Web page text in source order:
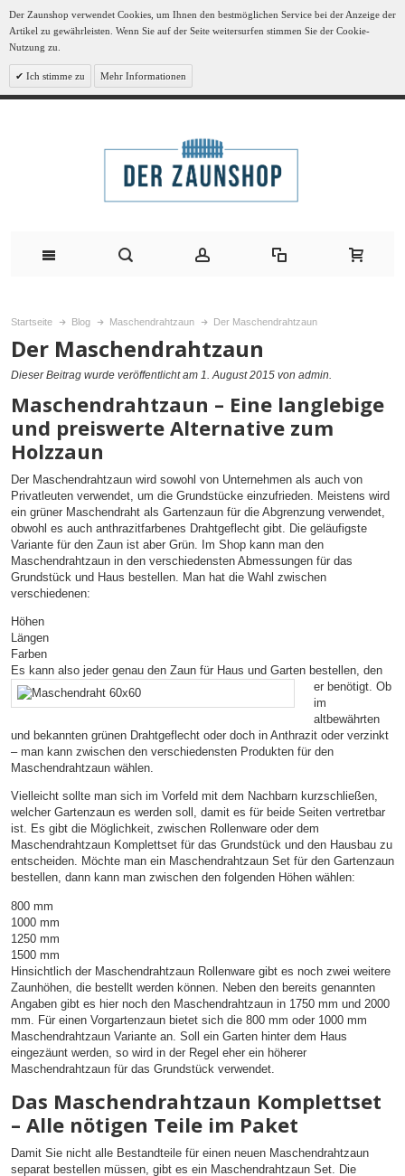
Der Zaunshop verwendet Cookies, um Ihnen den bestmöglichen Service bei der Anzeige der
Artikel zu gewährleisten. Wenn Sie auf der Seite weitersurfen stimmen Sie der Cookie-
Nutzung zu.
Ich stimme zu Mehr Informationen
Startseite Blog Maschendrahtzaun Der Maschendrahtzaun
Der Maschendrahtzaun
Dieser Beitrag wurde veröffentlicht am 1. August 2015 von admin
Maschendrahtzaun – Eine langlebige
und preiswerte Alternative zum
Holzzaun
Der Maschendrahtzaun wird sowohl von Unternehmen als auch von
Privatleuten verwendet, um die Grundstücke einzufrieden. Meistens wird
ein grüner Maschendraht als Gartenzaun für die Abgrenzung verwendet,
obwohl es auch anthrazitfarbenes Drahtgeflecht gibt. Die geläufigste
Variante für den Zaun ist aber Grün. Im Shop kann man den
Maschendrahtzaun in den verschiedensten Abmessungen für das
Grundstück und Haus bestellen. Man hat die Wahl zwischen
verschiedenen:
Höhen
Längen
Farben
Es kann also jeder genau den Zaun für Haus und Garten bestellen, den
er benötigt. Ob
im
altbewährten
und bekannten grünen Drahtgeflecht oder doch in Anthrazit oder verzinkt
– man kann zwischen den verschiedensten Produkten für den
Maschendrahtzaun wählen.
Vielleicht sollte man sich im Vorfeld mit dem Nachbarn kurzschließen,
welcher Gartenzaun es werden soll, damit es für beide Seiten vertretbar
ist. Es gibt die Möglichkeit, zwischen Rollenware oder dem
Maschendrahtzaun Komplettset für das Grundstück und den Hausbau zu
entscheiden. Möchte man ein Maschendrahtzaun Set für den Gartenzaun
bestellen, dann kann man zwischen den folgenden Höhen wählen:
800 mm
1000 mm
1250 mm
1500 mm
Hinsichtlich der Maschendrahtzaun Rollenware gibt es noch zwei weitere
Zaunhöhen, die bestellt werden können. Neben den bereits genannten
Angaben gibt es hier noch den Maschendrahtzaun in 1750 mm und 2000
mm. Für einen Vorgartenzaun bietet sich die 800 mm oder 1000 mm
Maschendrahtzaun Variante an. Soll ein Garten hinter dem Haus
eingezäunt werden, so wird in der Regel eher ein höherer
Maschendrahtzaun für das Grundstück verwendet.
Das Maschendrahtzaun Komplettset
– Alle nötigen Teile im Paket
Damit Sie nicht alle Bestandteile für einen neuen Maschendrahtzaun
separat bestellen müssen, gibt es ein Maschendrahtzaun Set. Die